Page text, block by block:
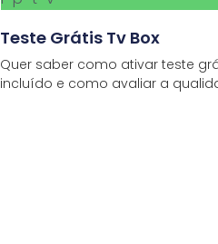
Teste Grátis Tv Box
Quer saber como ativar teste
incluído e como avaliar a